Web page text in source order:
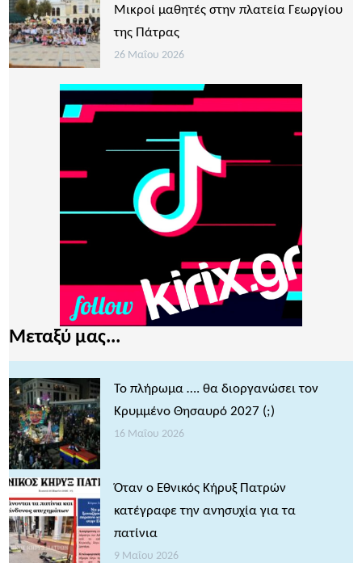
Μικροί μαθητές στην πλατεία Γεωργίου
της Πάτρας
26 Μαΐου 2026
Μεταξύ μας...
Το πλήρωμα …. θα διοργανώσει τον
Κρυμμένο Θησαυρό 2027 (;)
16 Μαΐου 2026
Όταν ο Εθνικός Κήρυξ Πατρών
κατέγραφε την ανησυχία για τα
πατίνια
9 Μαΐου 2026